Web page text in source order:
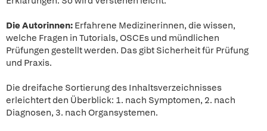
Die Autorinnen: Erfahrene Medizinerinnen, die wissen,
welche Fragen in Tutorials, OSCEs und mündlichen
Prüfungen gestellt werden. Das gibt Sicherheit für Prüfung
und Praxis.
Die dreifache Sortierung des Inhaltsverzeichnisses
erleichtert den Überblick: 1. nach Symptomen, 2. nach
Diagnosen, 3. nach Organsystemen.